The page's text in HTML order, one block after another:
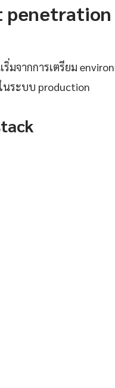
มจากการเตรียม
นระบบ production